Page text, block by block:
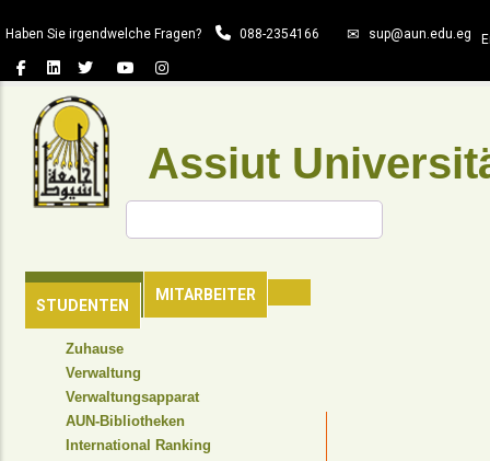
zum
Inhalt
Haben Sie irgendwelche Fragen? 088-2354166 sup@aun.edu.eg
Assiut
MITARBEITER
STUDENTEN
Suche
HEADER
NAVIGATION
Zuhause
Verwaltung
Verwaltungsapparat
AUN-Bibliotheken
International Ranking